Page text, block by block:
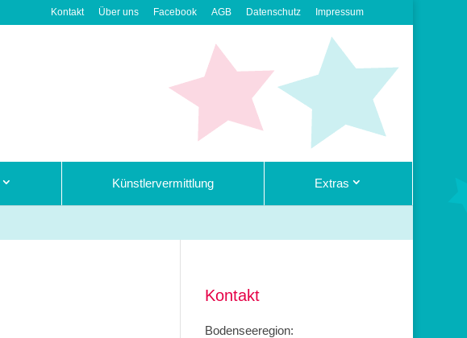
Kontakt Über uns Facebook AGB Datenschutz Impressum
Künstlervermittlung Extras
Kontakt
Bodenseeregion: